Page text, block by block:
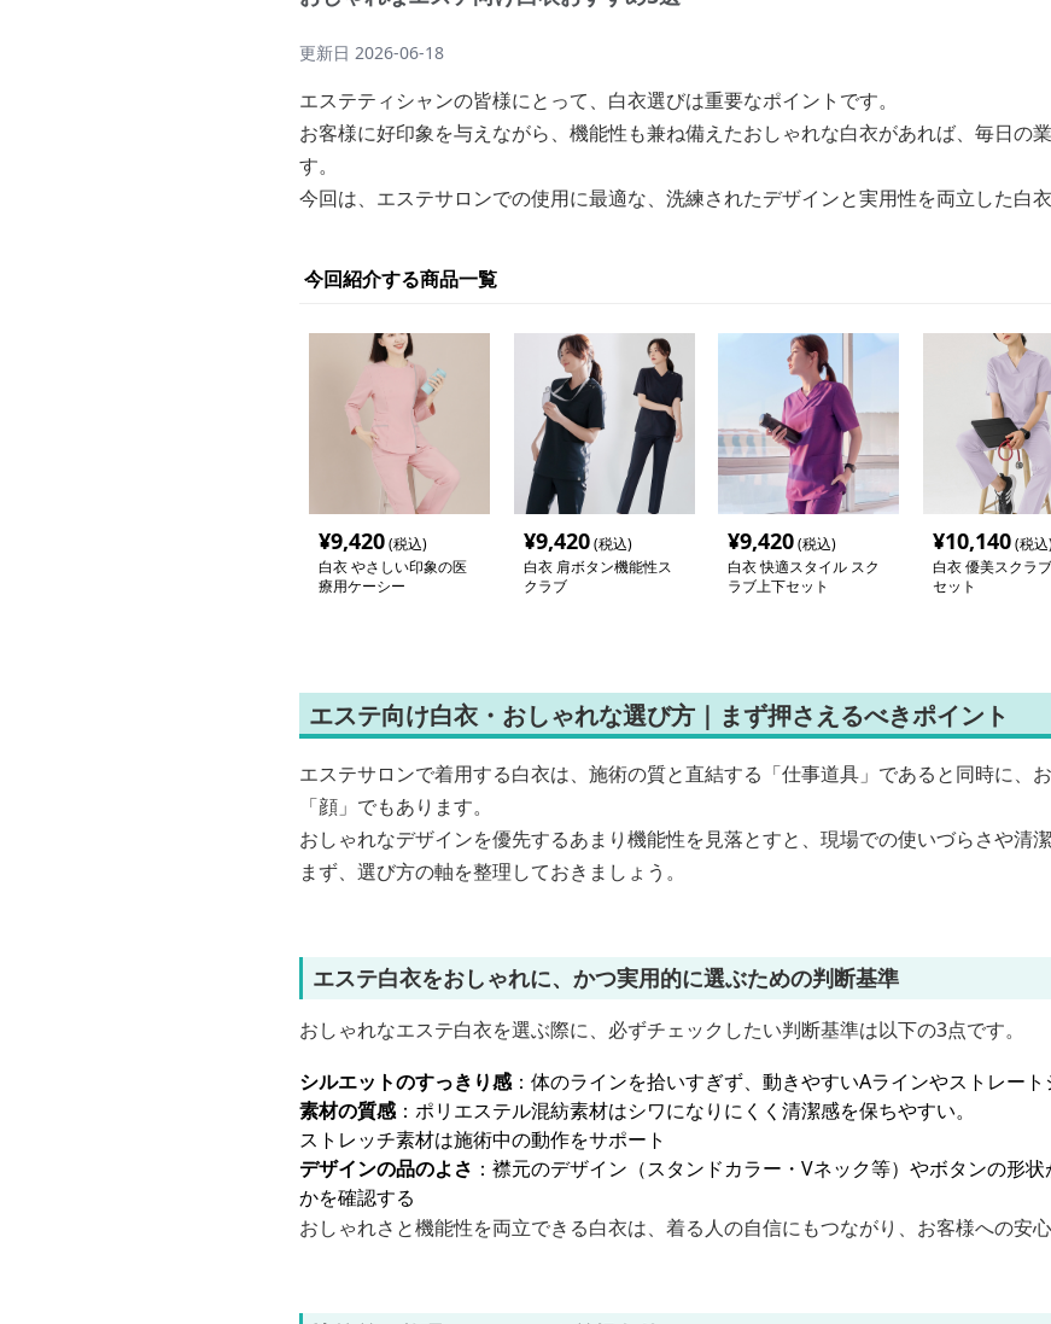
更新日 2026-06-18
エステティシャンの皆様にとって、白衣選びは重要なポイントです。
お客様に好印象を与えながら、機能性も兼ね備えたおしゃれな白衣があれば、毎日の
す。
今回は、エステサロンでの使用に最適な、洗練されたデザインと実用性を両立した白
今回紹介する商品一覧
¥9,420(税込)
白衣 やさしい印象の医
療用ケーシー
¥9,420(税込)
白衣 肩ボタン機能性ス
クラブ
¥9,420(税込)
白衣 快適スタイル スク
ラブ上下セット
¥10,140(税込
白衣 優美スクラ
セット
エステ向け白衣・おしゃれな選び方｜まず押さえるべきポイント
エステサロンで着用する白衣は、施術の質と直結する「仕事道具」であると同時に、
「顔」でもあります。
おしゃれなデザインを優先するあまり機能性を見落とすと、現場での使いづらさや清
まず、選び方の軸を整理しておきましょう。
エステ白衣をおしゃれに、かつ実用的に選ぶための判断基準
おしゃれなエステ白衣を選ぶ際に、必ずチェックしたい判断基準は以下の3点です。
シルエットのすっきり感：体のラインを拾いすぎず、動きやすいAラインやストレー
素材の質感：ポリエステル混紡素材はシワになりにくく清潔感を保ちやすい。
ストレッチ素材は施術中の動作をサポート
デザインの品のよさ ：襟元のデザイン（スタンドカラー・Vネック等）やボタンの形
かを確認する
おしゃれさと機能性を両立できる白衣は、着る人の自信にもつながり、お客様への安心